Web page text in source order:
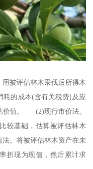
被评估林木采伐后所得木
耗的成本(含有关税费)及应
价值。 (2)现行市价法。
较基础，估算被评估林木
。将被评估林木资产在未
折现为现值，然后累计求